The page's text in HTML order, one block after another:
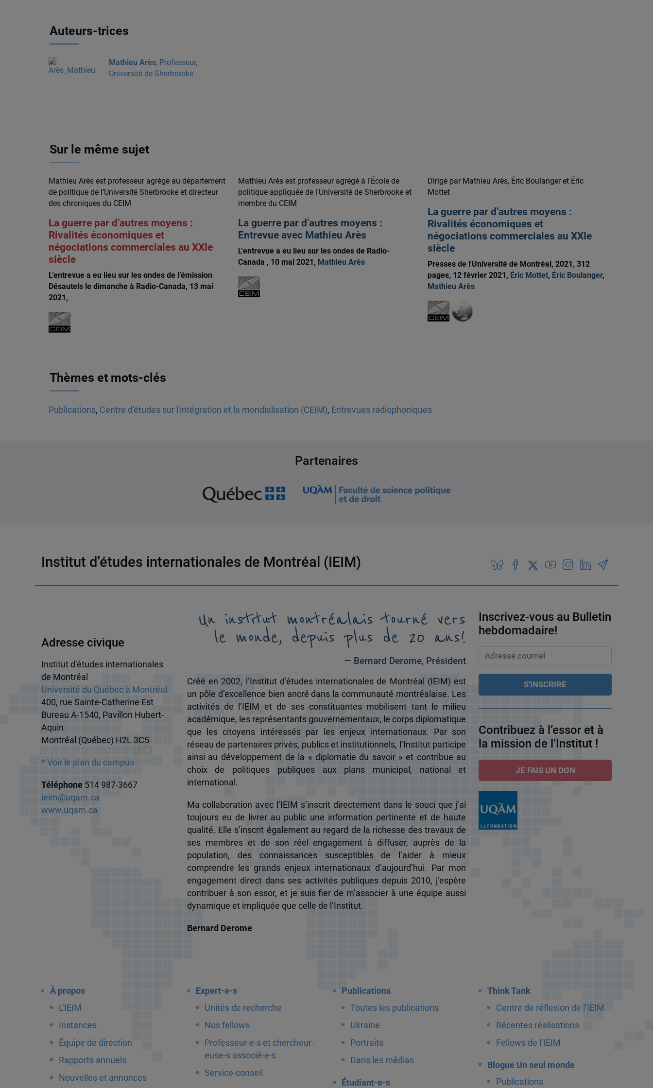
Auteurs-trices
Mathieu Arès, Professeur,
Université de Sherbrooke
Sur le même sujet
Mathieu Arès est professeur agrégé au département
de politique de l’Université Sherbrooke et directeur
des chroniques du CEIM
La guerre par d’autres moyens :
Rivalités économiques et
négociations commerciales au XXIe
siècle
L’entrevue a eu lieu sur les ondes de l’émission
Désautels le dimanche à Radio-Canada, 13 mai
2021,
Mathieu Arès est professeur agrégé à l'École de
politique appliquée de l'Université de Sherbrooke et
membre du CEIM
La guerre par d’autres moyens :
Entrevue avec Mathieu Arès
L'entrevue a eu lieu sur les ondes de Radio-
Canada , 10 mai 2021, Mathieu Arès
Dirigé par Mathieu Arès, Éric Boulanger et Éric
Mottet
La guerre par d’autres moyens :
Rivalités économiques et
négociations commerciales au XXIe
siècle
Presses de l'Université de Montréal, 2021, 312
pages, 12 février 2021, Éric Mottet, Éric Boulanger,
Mathieu Arès
Thèmes et mots-clés
Publications, Centre d'études sur l'intégration et la mondialisation (CEIM), Entrevues radiophoniques
Partenaires
Institut d’études internationales de Montréal (IEIM)
Adresse civique
Institut d’études internationales
de Montréal
Université du Québec à Montréal
400, rue Sainte-Catherine Est
Bureau A-1540, Pavillon Hubert-
Aquin
Montréal (Québec) H2L 3C5
* Voir le plan du campus
Téléphone 514 987-3667
ieim@uqam.ca
www.uqam.ca
Un institut montréalais tourné vers
le monde, depuis plus de 20 ans!
— Bernard Derome, Président
Créé en 2002, l’Institut d’études internationales de Montréal (IEIM) est
un pôle d’excellence bien ancré dans la communauté montréalaise. Les
activités de l’IEIM et de ses constituantes mobilisent tant le milieu
académique, les représentants gouvernementaux, le corps diplomatique
que les citoyens intéressés par les enjeux internationaux. Par son
réseau de partenaires privés, publics et institutionnels, l’Institut participe
ainsi au développement de la « diplomatie du savoir » et contribue au
choix de politiques publiques aux plans municipal, national et
international.
Ma collaboration avec l’IEIM s’inscrit directement dans le souci que j’ai
toujours eu de livrer au public une information pertinente et de haute
qualité. Elle s’inscrit également au regard de la richesse des travaux de
ses membres et de son réel engagement à diffuser, auprès de la
population, des connaissances susceptibles de l’aider à mieux
comprendre les grands enjeux internationaux d’aujourd’hui. Par mon
engagement direct dans ses activités publiques depuis 2010, j’espère
contribuer à son essor, et je suis fier de m’associer à une équipe aussi
dynamique et impliquée que celle de l’Institut.
Bernard Derome
Inscrivez-vous au Bulletin
hebdomadaire!
Contribuez à l’essor et à
la mission de l’Institut !
JE FAIS UN DON
À propos
L’IEIM
Instances
Équipe de direction
Rapports annuels
Nouvelles et annonces
Expert-e-s
Unités de recherche
Nos fellows
Professeur-e-s et chercheur-
euse-s associé-e-s
Service-conseil
Publications
Toutes les publications
Ukraine
Portraits
Dans les médias
Étudiant-e-s
Think Tank
Centre de réflexion de l’IEIM
Récentes réalisations
Fellows de l’IEIM
Blogue Un seul monde
Publications